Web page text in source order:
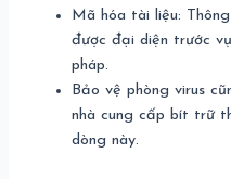
Mã hóa tài liệu:
được đại diện trước
pháp.
Bảo vệ phòng virus
nhà cung cấp bít trữ
dòng này.